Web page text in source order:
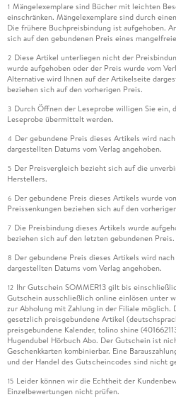
1 Mängelexemplare sind Bücher mit leichten
einschränken. Mängelexemplare sind durch
Die frühere Buchpreisbindung ist aufgehoben.
sich auf den gebundenen Preis eines
2 Diese Artikel unterliegen nicht der
wurde aufgehoben oder der Preis wurde vom
Alternative wird Ihnen auf der Artikelseite
beziehen sich auf den vorherigen Preis.
3 Durch Öffnen der Leseprobe willigen Sie ein,
Leseprobe übermittelt werden.
4 Der gebundene Preis dieses Artikels wird
dargestellten Datums vom Verlag angehoben.
5 Der Preisvergleich bezieht sich auf die
Herstellers.
6 Der gebundene Preis dieses Artikels wurde
Preissenkungen beziehen sich auf den
7 Die Preisbindung dieses Artikels wurde
beziehen sich auf den letzten gebundenen Preis.
8 Der gebundene Preis dieses Artikels wird
dargestellten Datums vom Verlag angehoben.
12 Ihr Gutschein SOMMER13 gilt bis
Gutschein ausschließlich online einlösen unter
zur Abholung mit Zahlung in der Filiale
gesetzlich preisgebundene Artikel
preisgebundene Kalender, tolino shine
Hugendubel Hörbuch Abo. Der Gutschein ist
Geschenkkarten kombinierbar. Eine
und der Handel des Gutscheincodes sind nicht
15 Leider können wir die Echtheit der
Einzelbewertungen nicht prüfen.